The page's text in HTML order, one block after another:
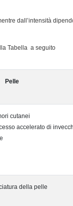
dall’intensità
Tabella a seguito
Pelle
cutanei
accelerato di
della pelle